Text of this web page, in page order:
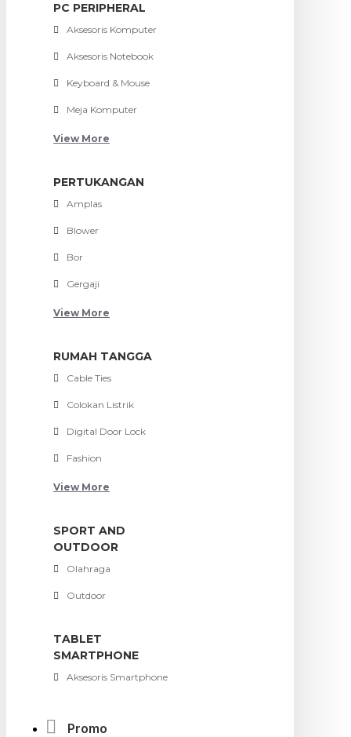
PC PERIPHERAL
Aksesoris Komputer
Aksesoris Notebook
Keyboard & Mouse
Meja Komputer
View More
PERTUKANGAN
Amplas
Blower
Bor
Gergaji
View More
RUMAH TANGGA
Cable Ties
Colokan Listrik
Digital Door Lock
Fashion
View More
SPORT AND
OUTDOOR
Olahraga
Outdoor
TABLET
SMARTPHONE
Aksesoris Smartphone
Promo